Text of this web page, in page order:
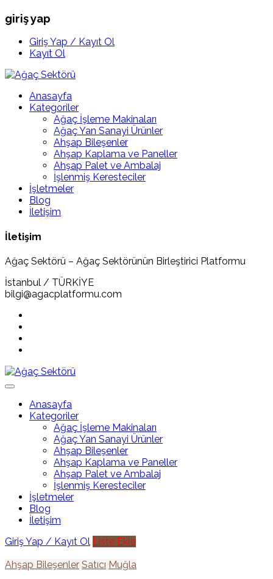
giriş yap
Giriş Yap / Kayıt Ol
Kayıt Ol
Anasayfa
Kategoriler
Ağaç İşleme Makinaları
Ağaç Yan Sanayi Ürünler
Ahşap Bileşenler
Ahşap Kaplama ve Paneller
Ahşap Palet ve Ambalaj
İşlenmiş Keresteciler
İşletmeler
Blog
İletişim
İletişim
Ağaç Sektörü – Ağaç Sektörünün Birleştirici Platformu
İstanbul / TÜRKİYE
bilgi@agacplatformu.com
Anasayfa
Kategoriler
Ağaç İşleme Makinaları
Ağaç Yan Sanayi Ürünler
Ahşap Bileşenler
Ahşap Kaplama ve Paneller
Ahşap Palet ve Ambalaj
İşlenmiş Keresteciler
İşletmeler
Blog
İletişim
Giriş Yap / Kayıt Ol Liste Ekle
Ahşap Bileşenler Satıcı Muğla